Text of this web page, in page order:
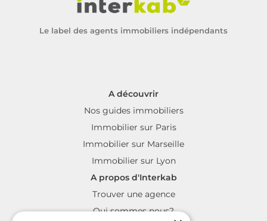
Le label des agents immobiliers indépendants
A découvrir
Nos guides immobiliers
Immobilier sur Paris
Immobilier sur Marseille
Immobilier sur Lyon
A propos d'Interkab
Trouver une agence
Qui sommes nous?